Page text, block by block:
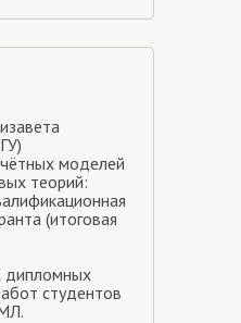
моделей
теорий:
(итоговая
дипломных
студентов